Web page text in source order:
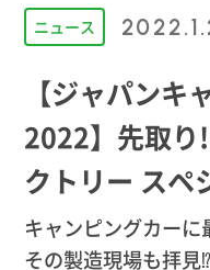
（オート
キャン
パー）
ニュース
【ジャパンキ
2022】先取り
クトリー スペ
キャンピングカーに
その製造現場も拝見⁉️